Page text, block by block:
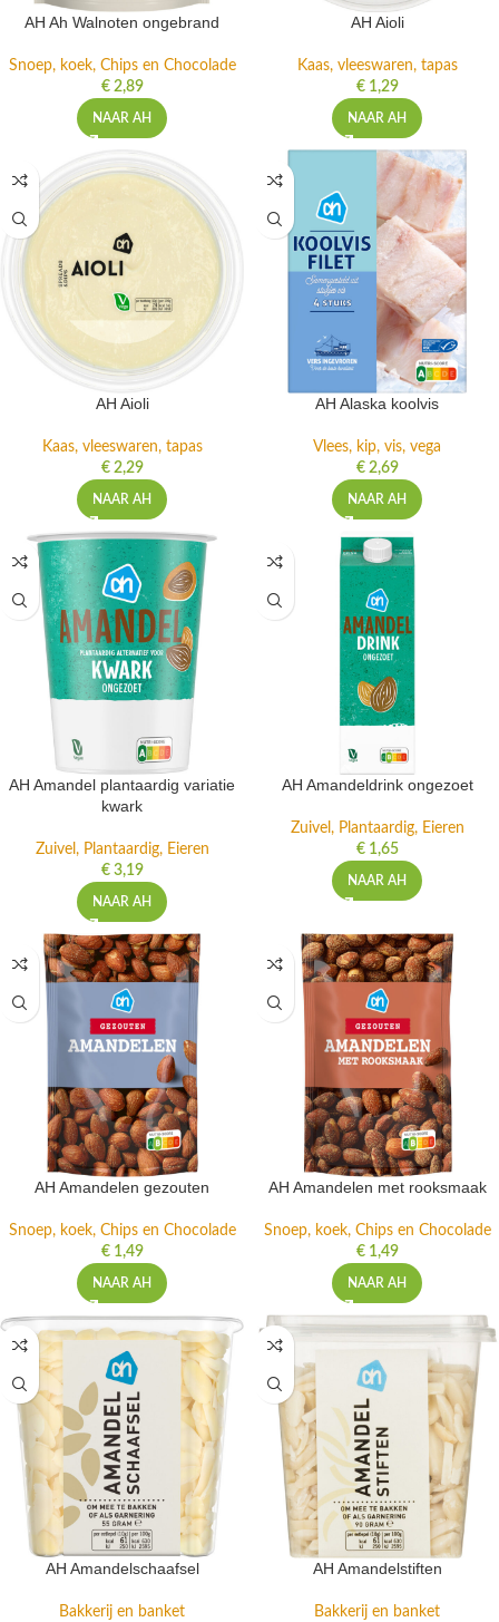
AH Ah Walnoten ongebrand
Snoep, koek, Chips en Chocolade
€2,89
NAAR AH
AH Aioli
Kaas, vleeswaren, tapas
€1,29
NAAR AH
AH Aioli
Kaas, vleeswaren, tapas
€2,29
NAAR AH
AH Alaska koolvis
Vlees, kip, vis, vega
€2,69
NAAR AH
AH Amandel plantaardig variatie
kwark
Zuivel, Plantaardig, Eieren
€3,19
NAAR AH
AH Amandeldrink ongezoet
Zuivel, Plantaardig, Eieren
€1,65
NAAR AH
AH Amandelen gezouten
Snoep, koek, Chips en Chocolade
€1,49
NAAR AH
AH Amandelen met rooksmaak
Snoep, koek, Chips en Chocolade
€1,49
NAAR AH
AH Amandelschaafsel
Bakkerij en banket
AH Amandelstiften
Bakkerij en banket